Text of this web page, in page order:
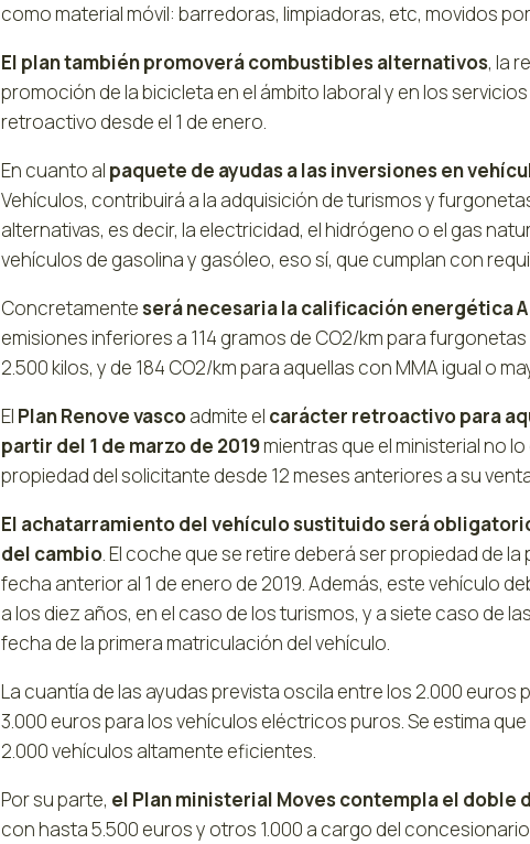
como material móvil: barredoras, limpiadoras, etc, movidos
El plan también promoverá combustibles alternativos, la
promoción de la bicicleta en el ámbito laboral y en los
retroactivo desde el 1 de enero.
En cuanto al paquete de ayudas a las inversiones en
Vehículos, contribuirá a la adquisición de turismos y
alternativas, es decir, la electricidad, el hidrógeno o el gas
vehículos de gasolina y gasóleo, eso sí, que cumplan con
Concretamenteserá necesaria la calificación energética
emisiones inferiores a 114 gramos de CO2/km para
2.500 kilos, y de 184 CO2/km para aquellas con MMA igual o
El Plan Renove vascoadmite el carácter retroactivo para
partir del 1 de marzo de 2019mientras que el ministerial no
propiedad del solicitante desde 12 meses anteriores a su
El achatarramiento del vehículo sustituido será
del cambio. El coche que se retire deberá ser propiedad de
fecha anterior al 1 de enero de 2019. Además, este vehículo
a los diez años, en el caso de los turismos, y a siete caso de
fecha de la primera matriculación del vehículo.
La cuantía de las ayudas prevista oscila entre los 2.000
3.000 euros para los vehículos eléctricos puros. Se estima
2.000 vehículos altamente eficientes.
Por su parte, el Plan ministerial Moves contempla el doble
con hasta 5.500 euros y otros 1.000 a cargo del